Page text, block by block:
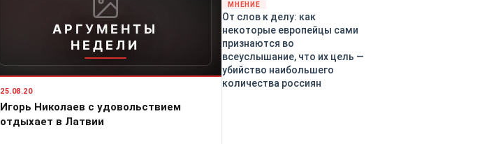
АРГУМЕНТЫ
НЕДЕЛИ
25.08.20
Игорь Николаев с удовольствием
отдыхает в Латвии
МНЕНИЕ
От слов к делу: как
некоторые европейцы сами
признаются во
всеуслышание, что их цель —
убийство наибольшего
количества россиян